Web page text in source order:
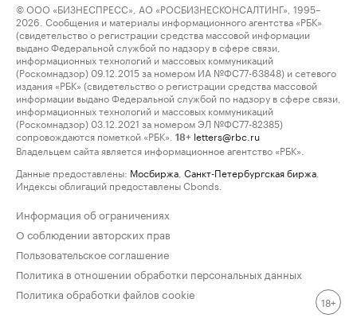
© ООО «БИЗНЕСПРЕСС», АО «РОСБИЗНЕСКОНСАЛТИНГ», 1995–
2026. Сообщения и материалы информационного агентства «РБК»
(свидетельство о регистрации средства массовой информации
выдано Федеральной службой по надзору в сфере связи,
информационных технологий и массовых коммуникаций
(Роскомнадзор) 09.12.2015 за номером ИА №ФС77-63848) и сетевого
издания «РБК» (свидетельство о регистрации средства массовой
информации выдано Федеральной службой по надзору в сфере связи,
информационных технологий и массовых коммуникаций
(Роскомнадзор) 03.12.2021 за номером ЭЛ №ФС77-82385)
сопровождаются пометкой «РБК».
18+ letters@rbc.ru
Владельцем сайта является информационное агентство «РБК».
Данные предоставлены: Мосбиржа Санкт-Петербургская биржа
Индексы облигаций предоставлены Cbonds.
Информация об ограничениях
О соблюдении авторских прав
Пользовательское соглашение
Политика в отношении обработки персональных данных
Политика обработки файлов cookie
18+